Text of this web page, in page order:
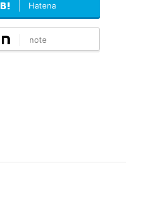
Hatena
note